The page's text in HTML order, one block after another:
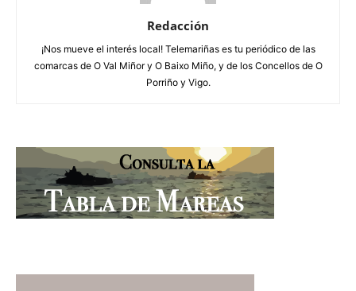
Redacción
¡Nos mueve el interés local! Telemariñas es tu periódico de las
comarcas de O Val Miñor y O Baixo Miño, y de los Concellos de O
Porriño y Vigo.